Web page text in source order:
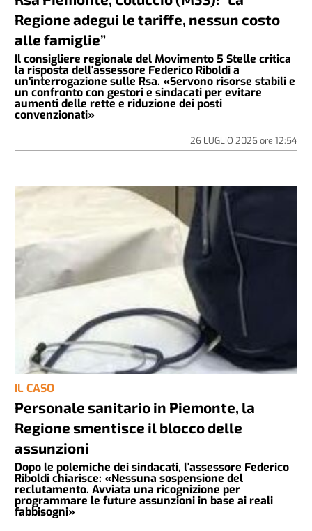
Regione adegui le tariffe, nessun costo
alle famiglie”
Il consigliere regionale del Movimento 5 Stelle critica
la risposta dell'assessore Federico Riboldi a
un'interrogazione sulle Rsa. «Servono risorse stabili e
un confronto con gestori e sindacati per evitare
aumenti delle rette e riduzione dei posti
convenzionati»
26 LUGLIO 2026ore 12:54
IL CASO
Personale sanitario in Piemonte, la
Regione smentisce il blocco delle
assunzioni
Dopo le polemiche dei sindacati, l'assessore Federico
Riboldi chiarisce: «Nessuna sospensione del
reclutamento. Avviata una ricognizione per
programmare le future assunzioni in base ai reali
fabbisogni»